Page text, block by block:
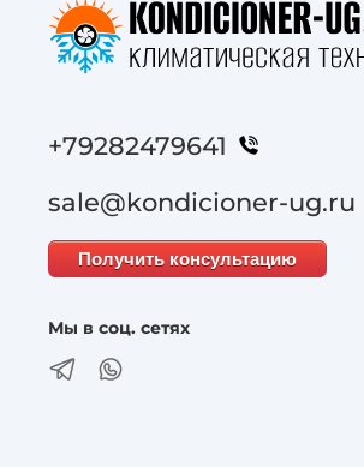
+79282479641
sale@kondicioner-ug.ru
Получить консультацию
Мы в соц. сетях